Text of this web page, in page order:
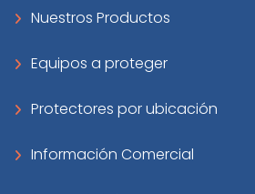
Nuestros Productos
Equipos a proteger
Protectores por ubicación
Información Comercial